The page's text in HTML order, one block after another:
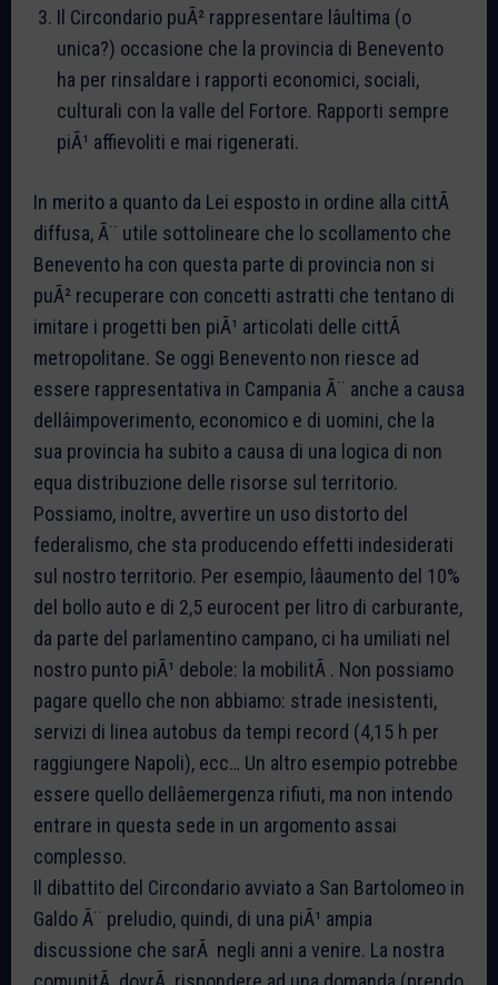
Il Circondario puÃ² rappresentare lâultima (o
unica?) occasione che la provincia di Benevento
ha per rinsaldare i rapporti economici, sociali,
culturali con la valle del Fortore. Rapporti sempre
piÃ¹ affievoliti e mai rigenerati.
In merito a quanto da Lei esposto in ordine alla cittÃ
diffusa, Ã¨ utile sottolineare che lo scollamento che
Benevento ha con questa parte di provincia non si
puÃ² recuperare con concetti astratti che tentano di
imitare i progetti ben piÃ¹ articolati delle cittÃ
metropolitane. Se oggi Benevento non riesce ad
essere rappresentativa in Campania Ã¨ anche a causa
dellâimpoverimento, economico e di uomini, che la
sua provincia ha subito a causa di una logica di non
equa distribuzione delle risorse sul territorio.
Possiamo, inoltre, avvertire un uso distorto del
federalismo, che sta producendo effetti indesiderati
sul nostro territorio. Per esempio, lâaumento del 10%
del bollo auto e di 2,5 eurocent per litro di carburante,
da parte del parlamentino campano, ci ha umiliati nel
nostro punto piÃ¹ debole: la mobilitÃ . Non possiamo
pagare quello che non abbiamo: strade inesistenti,
servizi di linea autobus da tempi record (4,15 h per
raggiungere Napoli), ecc… Un altro esempio potrebbe
essere quello dellâemergenza rifiuti, ma non intendo
entrare in questa sede in un argomento assai
complesso.
Il dibattito del Circondario avviato a San Bartolomeo in
Galdo Ã¨ preludio, quindi, di una piÃ¹ ampia
discussione che sarÃ negli anni a venire. La nostra